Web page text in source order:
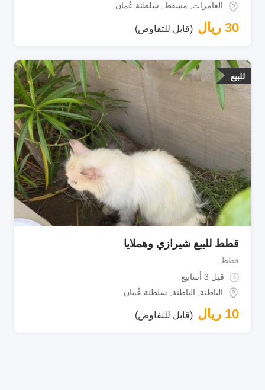
العامرات, مسقط, سلطنة عُمان
30 ريال (قابل للتفاوض)
للبيع
قطط للبيع شيرازي وهملايا
قطط
قبل 3 أسابيع
الباطنة
الباطنة سلطنة عُمان
10 ريال (قابل للتفاوض)